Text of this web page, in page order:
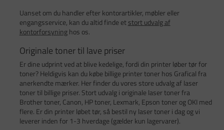
Uanset om du handler efter kontorartikler, møbler eller
engangsservice, kan du altid finde etstort udvalg af
kontorforsyninghos os.
Originale toner til lave priser
Er dine udprint ved at blive kedelige, fordi din printer løber tør for
toner? Heldigvis kan du købe billige printer toner hos Grafical fra
anerkendte mærker. Her finder du vores store udvalg af laser
toner til billige priser. Stort udvalg i originale laser toner fra
Brother toner, Canon, HP toner, Lexmark, Epson toner og OKI med
flere. Er din printer løbet tør, så bestil ny laser toner i dag og vi
leverer inden for 1-3 hverdage (gælder kun lagervarer).